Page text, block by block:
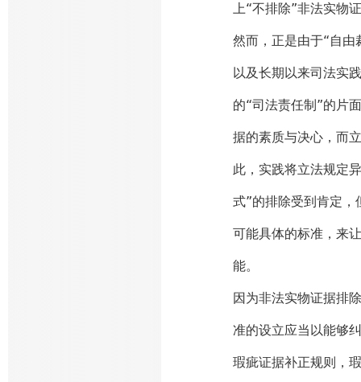
上“不排除”非法实物
然而，正是由于“自
以及长期以来司法实
的“司法责任制”的片
据的素质与决心，而
此，实践将立法规定
式”的排除受到肯定
可能具体的标准，来
能。
因为非法实物证据排
准的设立应当以能够
瑕疵证据补正规则，